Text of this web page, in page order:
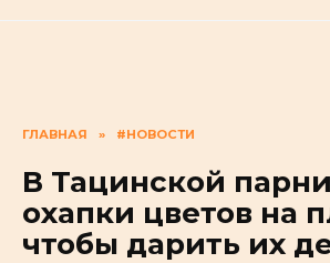
ГЛАВНАЯ » #НОВОСТИ
В Тацинской
охапки цветов на
чтобы дарить их